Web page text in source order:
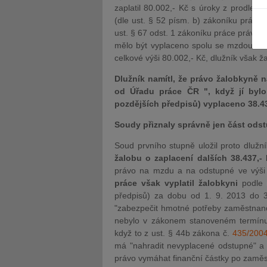
zaplatil 80.002,- Kč s úroky z
(dle ust. § 52 písm. b) zákoníku
ust. § 67 odst. 1 zákoníku práce právo
mělo být vyplaceno spolu se mzdou
celkové výši 80.002,- Kč, dlužník však
Dlužník namítl, že právo žalobkyně
od Úřadu práce ČR ", když jí
pozdějších předpisů) vyplaceno
Soudy přiznaly správně jen část
Soud prvního stupně uložil proto
žalobu o zaplacení dalších
právo na mzdu a na odstupné ve
práce však vyplatil žalobkyni
předpisů) za dobu od 1. 9. 2013 do
"zabezpečit hmotné potřeby
nebylo v zákonem stanoveném
když to z ust. § 44b zákona č. 435/
má "nahradit nevyplacené odstupné"
právo vymáhat finanční částky po
JUDr. Tomáš Nielsen
JUDr.
Kurzy